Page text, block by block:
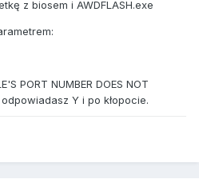
z biosem i AWDFLASH.exe
PORT NUMBER DOES NOT
odpowiadasz Y i po kłopocie.